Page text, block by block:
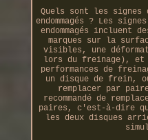
Quels sont les signes
endommagés ? Les
endommagés incluent
marques sur la
visibles, une
lors du freinage), et
performances de
un disque de frein,
remplacer par
recommandé de
paires, c'est-à-dire
les deux disques